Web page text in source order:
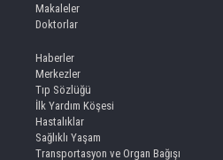
Makaleler
Doktorlar
Haberler
Merkezler
Tıp Sözlüğü
İlk Yardım Köşesi
Hastalıklar
Sağlıklı Yaşam
Transportasyon ve Organ Bağışı